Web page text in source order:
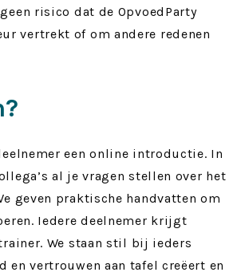
risico dat de OpvoedParty
vertrekt of om andere redenen
een online introductie. In
al je vragen stellen over het
geven praktische handvatten om
Iedere deelnemer krijgt
We staan stil bij ieders
vertrouwen aan tafel creëert en